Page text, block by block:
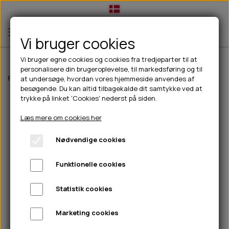
TIL HUND
💧FODER- VANDSKÅLE
CHICOPEE
GODBIDSTASKE
HALSBÅND
🦴 GODBIDDER & SNACKS
🍖 SMAGSVARIANTER
🎾 LEGETØJ
TÆNDER, ØRE, ØJE, POTER & NÆSE
🐾 UDSTYR & KOMFORT
TIL HUNDEEJER
DRIKKEFLASKER/TERMOFLASKER
HUER OG VANTER
PINEWOOD SALES
TIL KAT
TILBUD
NYHEDER
ABONNEMENT
Forside Til hunde Pleje & hygiejne Grooming B&B kort karte -
Vi bruger cookies
Vi bruger egne cookies og cookies fra tredjeparter til at
personalisere din brugeroplevelse, til markedsføring og til
at undersøge, hvordan vores hjemmeside anvendes af
besøgende. Du kan altid tilbagekalde dit samtykke ved at
trykke på linket 'Cookies' nederst på siden.
Læs mere om cookies her
Nødvendige cookies
Funktionelle cookies
Statistik cookies
Marketing cookies